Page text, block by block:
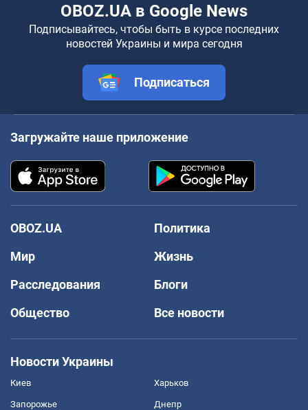
OBOZ.UA в Google News
Подписывайтесь, чтобы быть в курсе последних
новостей Украины и мира сегодня
Подписаться
Загружайте наше приложение
OBOZ.UA
Политика
Мир
Жизнь
Расследования
Блоги
Общество
Все новости
Новости Украины
Киев Харьков
Запорожье Днепр